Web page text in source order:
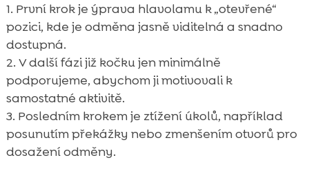
První krok je ýprava hlavolamu k „otevřené“
pozici, kde je odměna jasně viditelná a snadno
dostupná.
V další fázi již kočku jen minimálně
podporujeme, abychom ji motivovali k
samostatné aktivitě.
Posledním krokem je ztížení úkolů, například
posunutím překážky nebo zmenšením otvorů pro
dosažení odměny.